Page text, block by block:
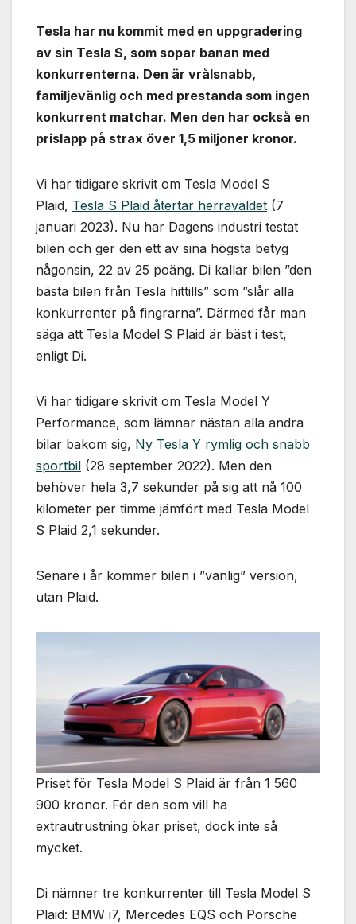
Tesla har nu kommit med en uppgradering
av sin Tesla S, som sopar banan med
konkurrenterna. Den är vrålsnabb,
familjevänlig och med prestanda som ingen
konkurrent matchar. Men den har också en
prislapp på strax över 1,5 miljoner kronor.
Vi har tidigare skrivit om Tesla Model S
Plaid, Tesla S Plaid återtar herraväldet (7
januari 2023). Nu har Dagens industri testat
bilen och ger den ett av sina högsta betyg
någonsin, 22 av 25 poäng. Di kallar bilen ”den
bästa bilen från Tesla hittills” som ”slår alla
konkurrenter på fingrarna”. Därmed får man
säga att Tesla Model S Plaid är bäst i test,
enligt Di.
Vi har tidigare skrivit om Tesla Model Y
Performance, som lämnar nästan alla andra
bilar bakom sig, Ny Tesla Y rymlig och snabb
sportbil (28 september 2022). Men den
behöver hela 3,7 sekunder på sig att nå 100
kilometer per timme jämfört med Tesla Model
S Plaid 2,1 sekunder.
Senare i år kommer bilen i ”vanlig” version,
utan Plaid.
Priset för Tesla Model S Plaid är från 1 560
900 kronor. För den som vill ha
extrautrustning ökar priset, dock inte så
mycket.
Di nämner tre konkurrenter till Tesla Model S
Plaid: BMW i7, Mercedes EQS och Porsche